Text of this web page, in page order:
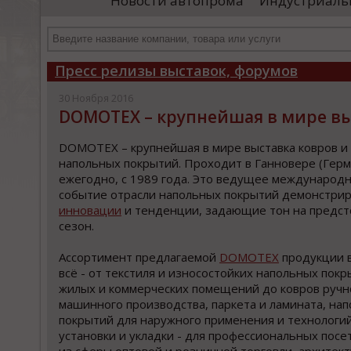
иностранными удостоверяющими центрами.
Пресс релизы выставок, форумов
30 Ноября 2016
DOMOTEX – крупнейшая в мире
DOMOTEX – крупнейшая в мире выставка ковров и
напольных покрытий. Проходит в Ганновере
ежегодно, с 1989 года. Это ведущее
событие отрасли напольных покрытий
инновации и тенденции, задающие тон на
сезон.
Ассортимент предлагаемой DOMOTEX продукции
всё - от текстиля и износостойких напольных
жилых и коммерческих помещений до ковров
машинного производства, паркета и ламината,
покрытий для наружного применения и
установки и укладки - для профессиональных